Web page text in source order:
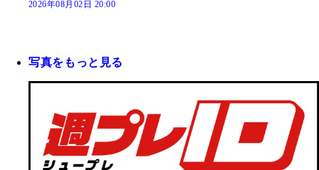
2026年08月02日 20:00
写真をもっと見る